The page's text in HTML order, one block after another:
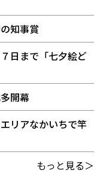
知事賞
日まで「七夕絵ど
開幕
リアなかいちで竿
もっと見る＞